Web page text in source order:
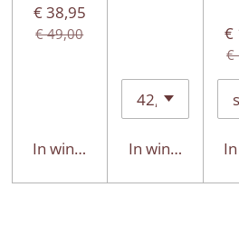
€ 38,95
€ 49,00
In winkelwagenIn winkelwagen
€
€